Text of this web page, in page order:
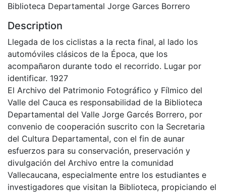
Biblioteca Departamental Jorge Garces Borrero
Description
Llegada de los ciclistas a la recta final, al lado los
automóviles clásicos de la Época, que los
acompañaron durante todo el recorrido. Lugar por
identificar. 1927
El Archivo del Patrimonio Fotográfico y Fílmico del
Valle del Cauca es responsabilidad de la Biblioteca
Departamental del Valle Jorge Garcés Borrero, por
convenio de cooperación suscrito con la Secretaria
del Cultura Departamental, con el fin de aunar
esfuerzos para su conservación, preservación y
divulgación del Archivo entre la comunidad
Vallecaucana, especialmente entre los estudiantes e
investigadores que visitan la Biblioteca, propiciando el